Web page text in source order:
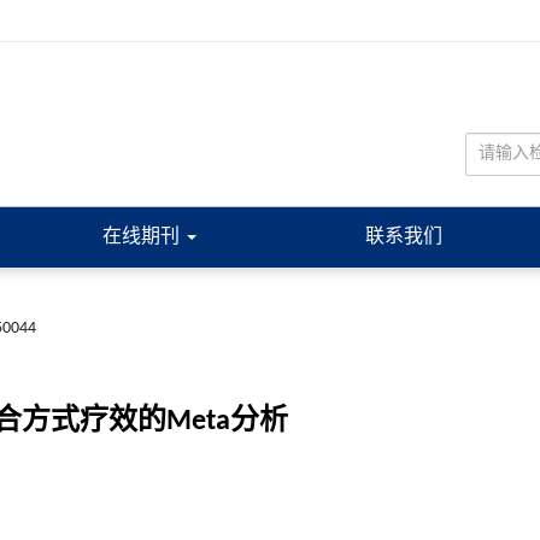
在线期刊 联系我们
方式疗效的Meta分析